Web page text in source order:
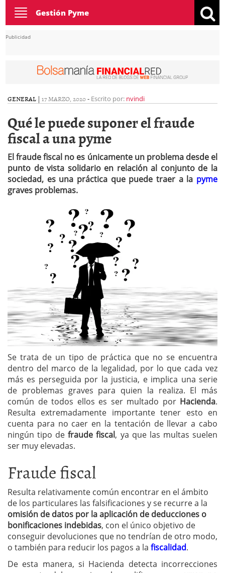
Toggle
navigation
Gestión Pyme
Publicidad
GENERAL | 17 MARZO, 2020- Escrito por: nvindi
Qué le puede suponer el fraude
fiscal a una pyme
El fraude fiscal no es únicamente un problema desde el
punto de vista solidario en relación al conjunto de la
sociedad, es una práctica que puede traer a la pyme
graves problemas.
Se trata de un tipo de práctica que no se encuentra
dentro del marco de la legalidad, por lo que cada vez
más es perseguida por la justicia, e implica una serie
de problemas graves para quien la realiza. El más
común de todos ellos es ser multado por Hacienda.
Resulta extremadamente importante tener esto en
cuenta para no caer en la tentación de llevar a cabo
ningún tipo defraude fiscal, ya que las multas suelen
ser muy elevadas.
Fraude fiscal
Resulta relativamente común encontrar en el ámbito
de los particulares las falsificaciones y se recurre a la
omisión de datos por la aplicación de deducciones o
bonificaciones indebidas, con el único objetivo de
conseguir devoluciones que no tendrían de otro modo,
o también para reducir los pagos a la fiscalidad.
De esta manera, si Hacienda detecta incorrecciones